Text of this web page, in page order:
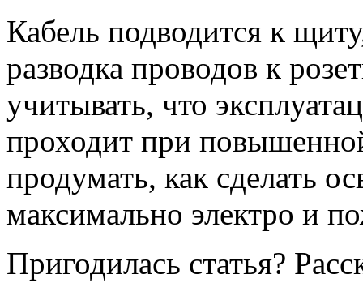
Кабель подводится к
разводка проводов к
учитывать, что
проходит при
продумать, как сделать
максимально электро и
Пригодилась статья?